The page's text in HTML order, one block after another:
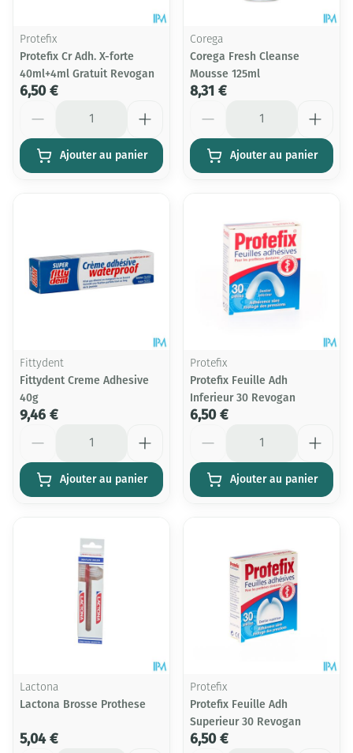
Protefix
Protefix Cr Adh. X-forte
40ml+4ml Gratuit Revogan
6,50 €
Ajouter au panier
Corega
Corega Fresh Cleanse
Mousse 125ml
8,31 €
Ajouter au panier
Fittydent
Fittydent Creme Adhesive
40g
9,46 €
Ajouter au panier
Protefix
Protefix Feuille Adh
Inferieur 30 Revogan
6,50 €
Ajouter au panier
Lactona
Lactona Brosse Prothese
5,04 €
Protefix
Protefix Feuille Adh
Superieur 30 Revogan
6,50 €